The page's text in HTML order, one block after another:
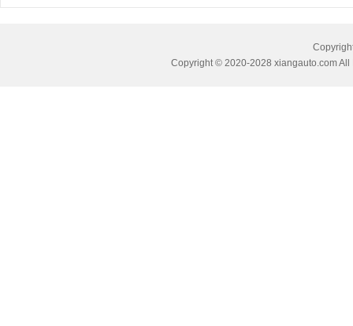
Copyright © 2020-2028 xiangauto.com